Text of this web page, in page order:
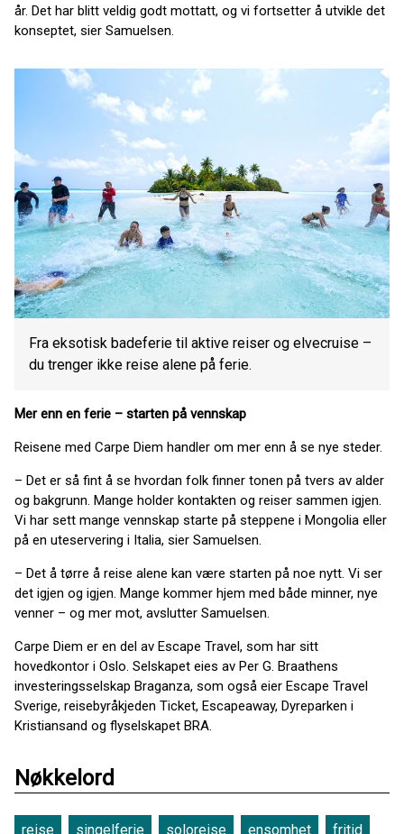
år. Det har blitt veldig godt mottatt, og vi fortsetter å utvikle det
konseptet, sier Samuelsen.
Fra eksotisk badeferie til aktive reiser og elvecruise –
du trenger ikke reise alene på ferie.
Mer enn en ferie – starten på vennskap
Reisene med Carpe Diem handler om mer enn å se nye steder.
– Det er så fint å se hvordan folk finner tonen på tvers av alder
og bakgrunn. Mange holder kontakten og reiser sammen igjen.
Vi har sett mange vennskap starte på steppene i Mongolia eller
på en uteservering i Italia, sier Samuelsen.
– Det å tørre å reise alene kan være starten på noe nytt. Vi ser
det igjen og igjen. Mange kommer hjem med både minner, nye
venner – og mer mot, avslutter Samuelsen.
Carpe Diem er en del av Escape Travel, som har sitt
hovedkontor i Oslo. Selskapet eies av Per G. Braathens
investeringsselskap Braganza, som også eier Escape Travel
Sverige, reisebyråkjeden Ticket, Escapeaway, Dyreparken i
Kristiansand og flyselskapet BRA.
Nøkkelord
reise singelferie soloreise ensomhet fritid